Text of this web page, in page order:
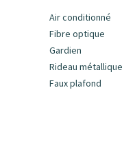
Air conditionné
Fibre optique
Gardien
Rideau métallique
Faux plafond